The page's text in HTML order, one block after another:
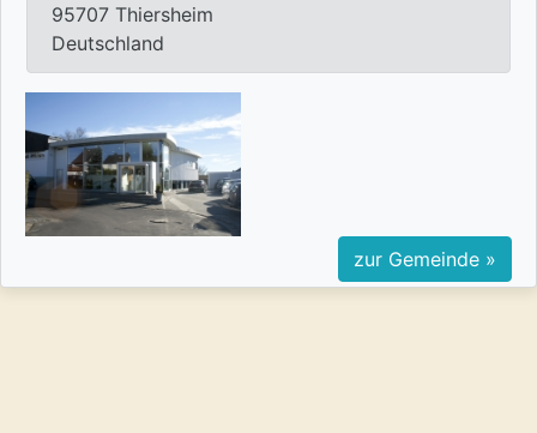
95707 Thiersheim
Deutschland
zur Gemeinde »